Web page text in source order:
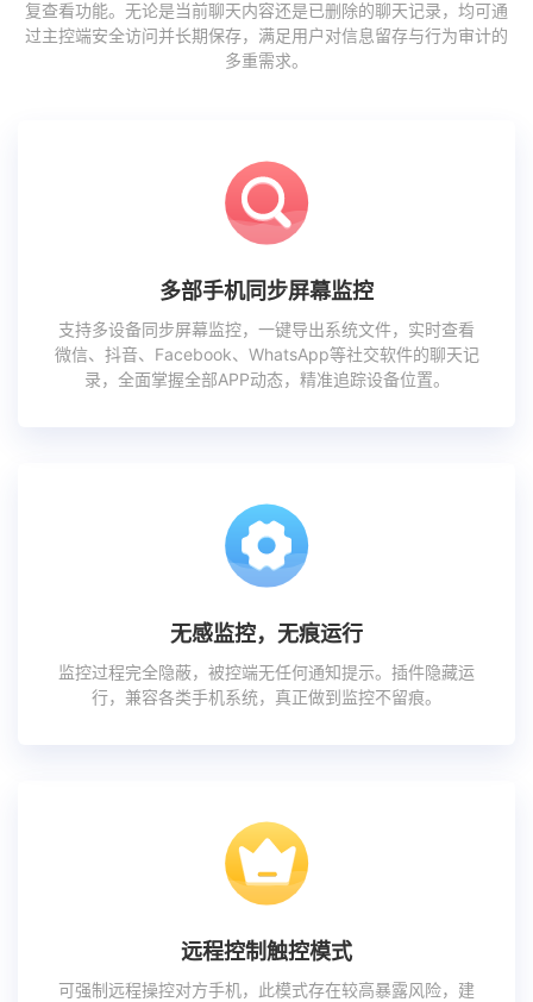
复查看功能。无论是当前聊天内容还是已删除的聊天记录，均可通
过主控端安全访问并长期保存，满足用户对信息留存与行为审计的
多重需求。
多部手机同步屏幕监控
支持多设备同步屏幕监控，一键导出系统文件，实时查看
微信、抖音、Facebook、WhatsApp等社交软件的聊天记
录，全面掌握全部APP动态，精准追踪设备位置。
无感监控，无痕运行
监控过程完全隐蔽，被控端无任何通知提示。插件隐藏运
行，兼容各类手机系统，真正做到监控不留痕。
远程控制触控模式
可强制远程操控对方手机，此模式存在较高暴露风险，建